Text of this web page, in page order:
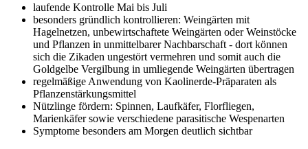
laufende Kontrolle Mai bis Juli
besonders gründlich kontrollieren: Weingärten mit
Hagelnetzen, unbewirtschaftete Weingärten oder Weinstöcke
und Pflanzen in unmittelbarer Nachbarschaft - dort können
sich die Zikaden ungestört vermehren und somit auch die
Goldgelbe Vergilbung in umliegende Weingärten übertragen
regelmäßige Anwendung von Kaolinerde-Präparaten als
Pflanzenstärkungsmittel
Nützlinge fördern: Spinnen, Laufkäfer, Florfliegen,
Marienkäfer sowie verschiedene parasitische Wespenarten
Symptome besonders am Morgen deutlich sichtbar